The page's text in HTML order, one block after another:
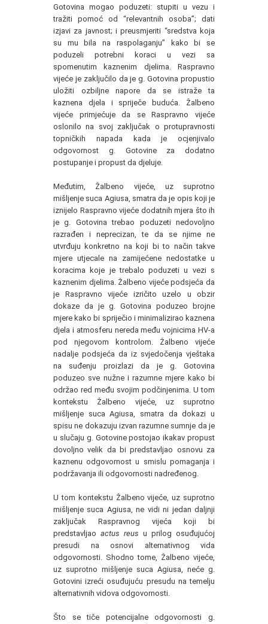
Gotovina mogao poduzeti: stupiti u vezu i
tražiti pomoć od “relevantnih osoba”; dati
izjavi za javnost; i preusmjeriti “sredstva koja
su mu bila na raspolaganju” kako bi se
poduzeli potrebni koraci u vezi sa
spomenutim kaznenim djelima. Raspravno
vijeće je zaključilo da je g. Gotovina propustio
uložiti ozbiljne napore da se istraže ta
kaznena djela i spriječe buduća. Žalbeno
vijeće primjećuje da se Raspravno vijeće
oslonilo na svoj zaključak o protupravnosti
topničkih napada kada je ocjenjivalo
odgovornost g. Gotovine za dodatno
postupanje i propust da djeluje.
Međutim, Žalbeno vijeće, uz suprotno
mišljenje suca Agiusa, smatra da je opis koji je
iznijelo Raspravno vijeće dodatnih mjera što ih
je g. Gotovina trebao poduzeti nedovoljno
razrađen i neprecizan, te da se njime ne
utvrđuju konkretno na koji bi to način takve
mjere utjecale na zamijećene nedostatke u
koracima koje je trebalo poduzeti u vezi s
kaznenim djelima. Žalbeno vijeće podsjeća da
je Raspravno vijeće izričito uzelo u obzir
dokaze da je g. Gotovina poduzeo brojne
mjere kako bi spriječio i minimalizirao kaznena
djela i atmosferu nereda među vojnicima HV-a
pod njegovom kontrolom. Žalbeno vijeće
nadalje podsjeća da iz svjedočenja vještaka
na suđenju proizlazi da je g. Gotovina
poduzeo sve nužne i razumne mjere kako bi
održao red među svojim podčinjenima. U tom
kontekstu Žalbeno vijeće, uz suprotno
mišljenje suca Agiusa, smatra da dokazi u
spisu ne dokazuju izvan razumne sumnje da je
u slučaju g. Gotovine postojao ikakav propust
dovoljno velik da bi predstavljao osnovu za
kaznenu odgovornost u smislu pomaganja i
podržavanja ili odgovornosti nadređenog.
U tom kontekstu Žalbeno vijeće, uz suprotno
mišljenje suca Agiusa, ne vidi ni jedan daljnji
zaključak Raspravnog vijeća koji bi
predstavljao actus reus u prilog osuđujućoj
presudi na osnovi alternativnog vida
odgovornosti. Shodno tome, Žalbeno vijeće,
uz suprotno mišljenje suca Agiusa, neće g.
Gotovini izreći osuđujuću presudu na temelju
alternativnih vidova odgovornosti.
Što se tiče potencijalne odgovornosti g.